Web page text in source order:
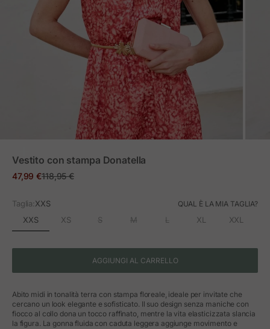
Vestito con stampa Donatella
Prezzo in offerta
47,99 €Prezzo normale
118,95 €
Taglia:XXS QUAL È LA MIA TAGLIA?
XXS XS S M L XL XXL
AGGIUNGI AL CARRELLO
Abito midi in tonalità terra con stampa floreale, ideale per invitate che
cercano un look elegante e sofisticato. Il suo design senza maniche con
fiocco al collo dona un tocco raffinato, mentre la vita elasticizzata slancia
la figura. La gonna fluida con caduta leggera aggiunge movimento e